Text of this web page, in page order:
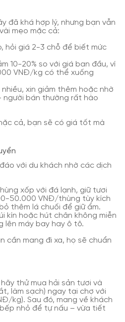
đã khá hợp lý, nhưng bạn vẫn
mẹo mặc cả:
hỏi giá 2-3 chỗ để biết mức
10-20% so với giá ban đầu, ví
VNĐ/kg có thể xuống
nhiều, xin giảm thêm hoặc nhờ
người bán thường rất hào
cả, bạn sẽ có giá tốt mà
với du khách nhờ các dịch
xốp với đá lạnh, giữ tươi
50.000 VNĐ/thùng tùy kích
thêm lá chuối để giữ ẩm.
kín hoặc hút chân không miễn
lên máy bay hay ô tô.
cần mang đi xa, họ sẽ chuẩn
thử mua hải sản tươi và
làm sạch) ngay tại chợ với
kg). Sau đó, mang về khách
nhỏ để tự nấu – vừa tiết